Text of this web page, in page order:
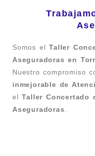
Somos elTaller
Aseguradoras en
Nuestro compromiso
inmejorable de
elTaller Concertado
Aseguradoras.